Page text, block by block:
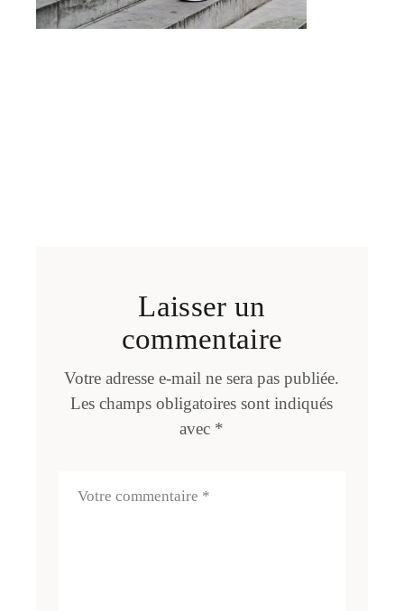
Laisser un
commentaire
Votre adresse e-mail ne sera pas publiée.
Les champs obligatoires sont indiqués
avec *